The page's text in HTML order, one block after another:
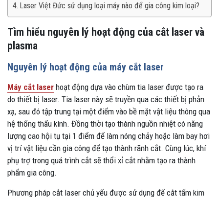
Laser Việt Đức sử dụng loại máy nào để gia công kim loại?
Tìm hiểu nguyên lý hoạt động của cắt laser và
plasma
Nguyên lý hoạt động của máy cắt laser
Máy cắt laser hoạt động dựa vào chùm tia laser được tạo ra
do thiết bị laser. Tia laser này sẽ truyền qua các thiết bị phản
xạ, sau đó tập trung tại một điểm vào bề mặt vật liệu thông qua
hệ thống thấu kính. Đồng thời tạo thành nguồn nhiệt có năng
lượng cao hội tụ tại 1 điểm để làm nóng chảy hoặc làm bay hơi
vị trí vật liệu cần gia công để tạo thành rãnh cắt. Cùng lúc, khí
phụ trợ trong quá trình cắt sẽ thổi xỉ cắt nhằm tạo ra thành
phẩm gia công.
Phương pháp cắt laser chủ yếu được sử dụng để cắt tấm kim